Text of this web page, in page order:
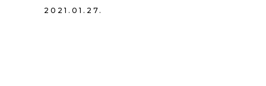
2021.01.27.